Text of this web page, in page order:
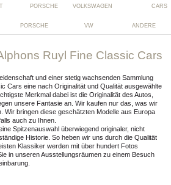
PORSCHE VW ANDERE
Alphons Ruyl Fine Classic Cars
und einer stetig wachsenden Sammlung
Cars eine nach Originalität und Qualität ausgewählte
Merkmal dabei ist die Originalität des Autos,
unsere Fantasie an. Wir kaufen nur das, was wir
Wir bringen diese geschätzten Modelle aus Europa
auch zu Ihnen.
Spitzenauswahl überwiegend originaler, nicht
Historie. So heben wir uns durch die Qualität
Klassiker werden mit über hundert Fotos
in unseren Ausstellungsräumen zu einem Besuch